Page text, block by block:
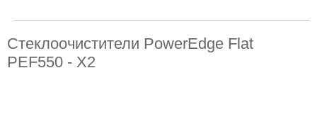
Стеклоочистители PowerEdge Flat
PEF550 - X2